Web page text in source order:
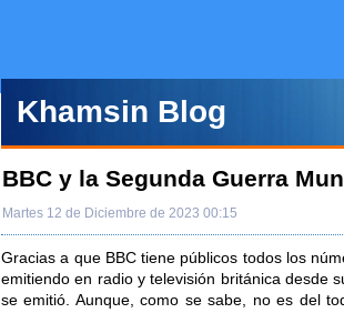
Khamsin Blog
BBC y la Segunda Guerra
Martes 12 de Diciembre de 2023 00:15
Gracias a que BBC tiene públicos todos los
emitiendo en radio y televisión británica desde
se emitió. Aunque, como se sabe, no es del